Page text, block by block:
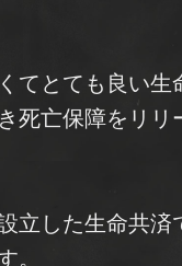
てとても良い生
死亡保障をリリ
立した生命共済
。